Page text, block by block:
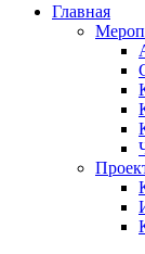
Главная